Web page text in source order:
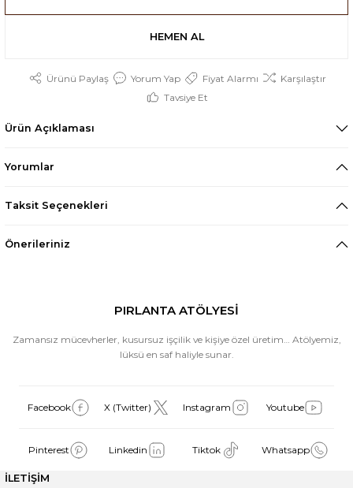
HEMEN AL
Ürünü Paylaş Yorum Yap Fiyat Alarmı
Karşılaştır
Tavsiye Et
Ürün Açıklaması
Yorumlar
Taksit Seçenekleri
Önerileriniz
PIRLANTA ATÖLYESİ
Zamansız mücevherler, kusursuz işçilik ve kişiye özel üretim… Atölyemiz,
lüksü en saf haliyle sunar.
Facebook X (Twitter) Instagram Youtube
Pinterest Linkedin Tiktok Whatsapp
İLETİŞİM